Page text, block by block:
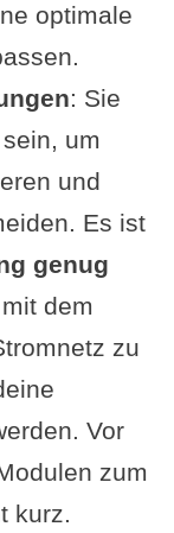
optimale
: Sie
um
und
Es ist
genug
dem
zu
Vor
zum
kurz.